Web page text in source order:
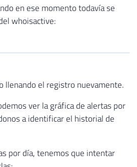
en ese momento todavía se
whoisactive:
llenando el registro nuevamente.
ver la gráfica de alertas por
a identificar el historial de
por día, tenemos que intentar